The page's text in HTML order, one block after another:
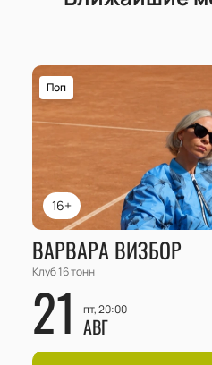
16+
Поп
ВАРВАРА ВИЗБОР
Клуб 16 тонн
21 пт, 20:00
АВГ